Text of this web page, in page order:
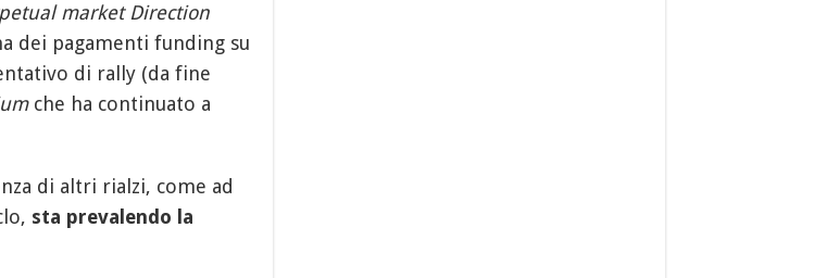
market Direction
dei pagamenti funding su
di rally (da fine
che ha continuato a
di altri rialzi, come ad
sta prevalendo la